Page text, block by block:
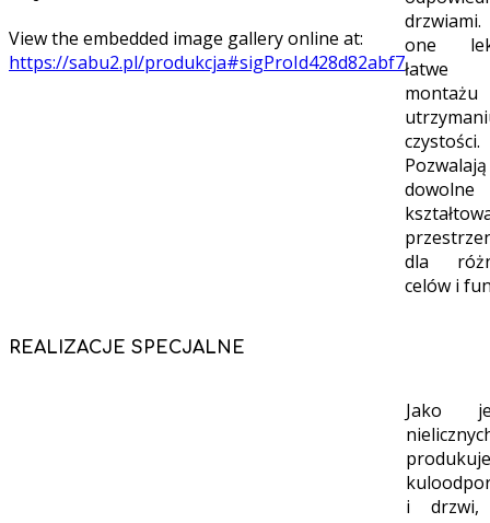
View the embedded image gallery online at:
https://sabu2.pl/produkcja#sigProId428d82abf7
one
czystości.
dowolne
dla
celów i
REALIZACJE SPECJALNE
Jako
i drzwi,